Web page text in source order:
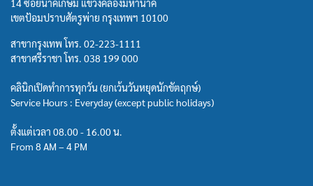
14 ซอยนาคเกษม แขวงคลองมหานาค
เขตป้อมปราบศัตรูพ่าย กรุงเทพฯ 10100
สาขากรุงเทพ โทร. 02-223-1111
สาขาศรีราชา โทร. 038 199 000
คลินิกเปิดทำการทุกวัน (ยกเว้นวันหยุดนักขัตฤกษ์)
Service Hours : Everyday (except public holidays)
ตั้งแต่เวลา 08.00 - 16.00 น.
From 8 AM – 4 PM